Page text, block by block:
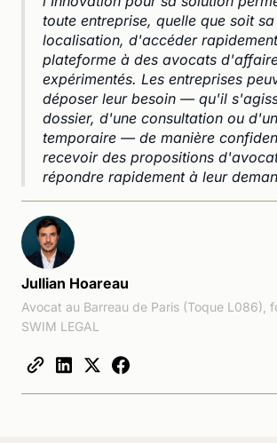
toute entreprise, quelle que soit
localisation, d'accéder
plateforme à des avocats
expérimentés. Les entreprises
déposer leur besoin — qu'il
dossier, d'une consultation ou
temporaire — de manière
recevoir des propositions
répondre rapidement à leur
Jullian Hoareau
Avocat au Barreau de Paris (Toque L086),
SWIM LEGAL